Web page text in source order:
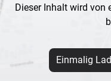
Dieser Inhalt wird von
Einmalig